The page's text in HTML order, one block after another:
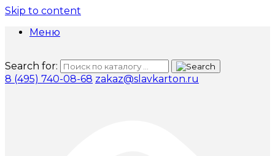
Skip to content
Меню
Search for:
8 (495) 740-08-68 zakaz@slavkarton.ru